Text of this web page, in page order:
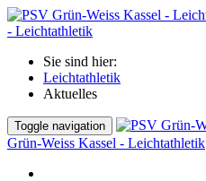
- Leichtathletik
Sie sind hier:
Leichtathletik
Aktuelles
Toggle navigation
Grün-Weiss Kassel - Leichtathletik